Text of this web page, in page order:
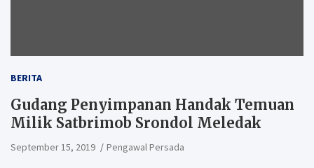
BERITA
Gudang Penyimpanan Handak Temuan
Milik Satbrimob Srondol Meledak
September 15, 2019 Pengawal Persada